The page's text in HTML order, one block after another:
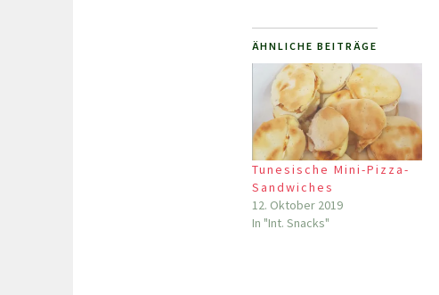
ÄHNLICHE BEITRÄGE
Tunesische Mini-Pizza-
Sandwiches
12. Oktober 2019
In "Int. Snacks"